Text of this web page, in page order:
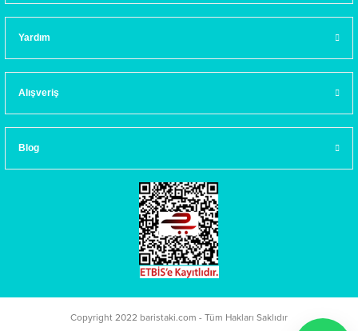
Yardım
Alışveriş
Blog
Copyright 2022 baristaki.com - Tüm Hakları Saklıdır